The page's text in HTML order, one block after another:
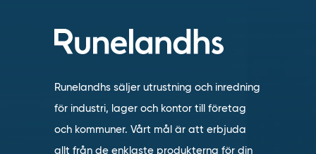
Runelandhs säljer utrustning och inredning
för industri, lager och kontor till företag
och kommuner. Vårt mål är att erbjuda
allt från de enklaste produkterna för din